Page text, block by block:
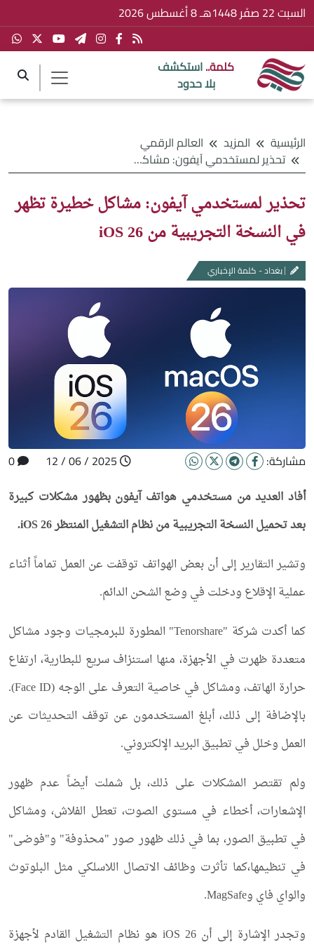
السبت 22 صفَر 1448هـ 8 أغسطس 2026
كلمة..استكشف
بلا حدود
الرئيسية المزيد
العالم الرقمي
تحذير لمستخدمي آيفون: مشاكل خطيرة تظهر في النسخة التجريبية من iOS 26
تحذير لمستخدمي آيفون: مشاكل خطيرة تظهر
في النسخة التجريبية من iOS 26
بغداد - كلمة الإخباري
مشاركة:
أفاد العديد من مستخدمي هواتف آيفون بظهور مشكلات كبيرة
بعد تحميل النسخة التجريبية من نظام التشغيل المنتظر iOS 26.
وتشير التقارير إلى أن بعض الهواتف توقفت عن العمل تماماً أثناء
عملية الإقلاع ودخلت في وضع الشحن الدائم.
كما أكدت شركة "Tenorshare" المطورة للبرمجيات وجود مشاكل
متعددة ظهرت في الأجهزة، منها استنزاف سريع للبطارية، ارتفاع
حرارة الهاتف، ومشاكل في خاصية التعرف على الوجه (Face ID).
بالإضافة إلى ذلك، أبلغ المستخدمون عن توقف التحديثات عن
العمل وخلل في تطبيق البريد الإلكتروني.
ولم تقتصر المشكلات على ذلك، بل شملت أيضاً عدم ظهور
الإشعارات، أخطاء في مستوى الصوت، تعطل الفلاش، ومشاكل
في تطبيق الصور، بما في ذلك ظهور صور "محذوفة" و"فوضى"
في تنظيمها،كما تأثرت وظائف الاتصال اللاسلكي مثل البلوتوث
والواي فاي وMagSafe.
وتجدر الإشارة إلى أن iOS 26 هو نظام التشغيل القادم لأجهزة